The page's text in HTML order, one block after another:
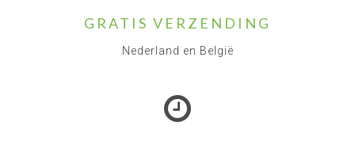
GRATIS VERZENDING
Nederland en België